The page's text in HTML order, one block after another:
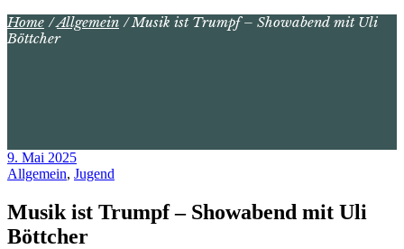
Home Allgemein
Musik ist Trumpf – Showabend mit Uli
Böttcher
9. Mai 2025
Allgemein, Jugend
Musik ist Trumpf – Showabend mit Uli
Böttcher